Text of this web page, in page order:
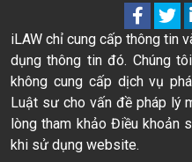
iLAW chỉ cung cấp thông tin
dụng thông tin đó. Chúng
không cung cấp dịch vụ
Luật sư cho vấn đề pháp lý
lòng tham khảo Điều khoản
khi sử dụng website.